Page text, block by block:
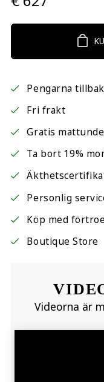
Pengarna
Fri frakt
Gratis
Ta bort 19%
Personlig
Köp med
Boutique Store
Videorna är